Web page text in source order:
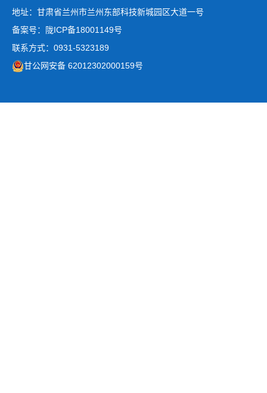
地址：甘肃省兰州市兰州东部科技新城园区大道一号
备案号：陇ICP备18001149号
联系方式：0931-5323189
甘公网安备 62012302000159号